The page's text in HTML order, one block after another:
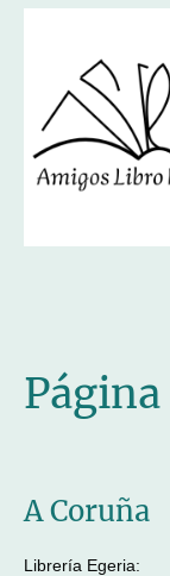
A Coruña
Librería Egeria: